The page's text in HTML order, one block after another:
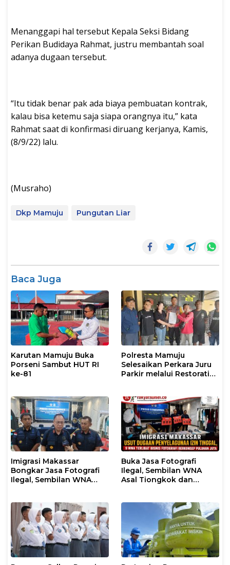
Menanggapi hal tersebut Kepala Seksi Bidang
Perikan Budidaya Rahmat, justru membantah soal
adanya dugaan tersebut.
“Itu tidak benar pak ada biaya pembuatan kontrak,
kalau bisa ketemu saja siapa orangnya itu,” kata
Rahmat saat di konfirmasi diruang kerjanya, Kamis,
(8/9/22) lalu.
(Musraho)
Dkp Mamuju Pungutan Liar
Baca Juga
Karutan Mamuju Buka
Porseni Sambut HUT RI
ke-81
Polresta Mamuju
Selesaikan Perkara Juru
Parkir melalui Restorative
Imigrasi Makassar
Bongkar Jasa Fotografi
Ilegal, Sembilan WNA
Tinggal
Buka Jasa Fotografi
Ilegal, Sembilan WNA
Asal Tiongkok dan
Makassar